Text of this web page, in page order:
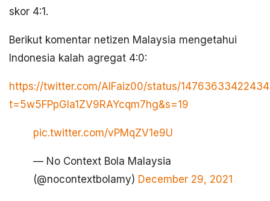
skor 4:1.
Berikut komentar netizen Malaysia mengetahui
Indonesia kalah agregat 4:0:
https://twitter.com/AlFaiz00/status/
t=5w5FPpGIa1ZV9RAYcqm7hg&s=19
pic.twitter.com/vPMqZV1e9U
— No Context Bola Malaysia
(@nocontextbolamy) December 29, 2021